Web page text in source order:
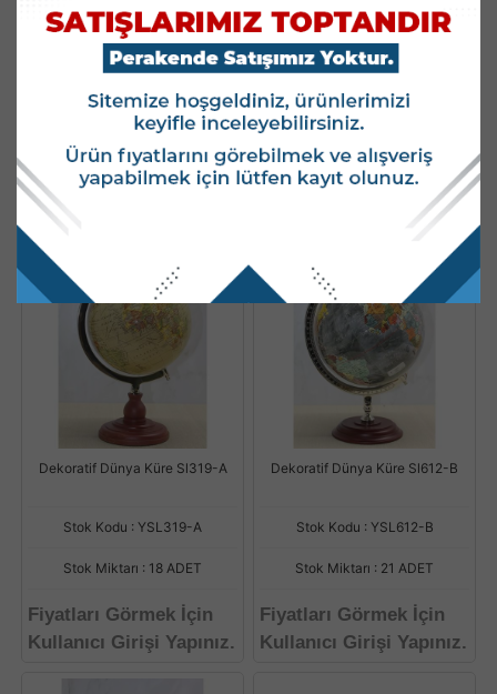
Dekoratif Dünya Küre Sl319-B
Stok Miktarı : 29 ADET
Fiyatları Görmek İçin
Kullanıcı Girişi Yapınız.
Dekoratif Dünya Küre Sl339-A
Stok Miktarı : 14 ADET
Fiyatları Görmek İçin
Kullanıcı Girişi Yapınız.
Dekoratif Dünya Küre Sl319-A
Stok Kodu : YSL319-A
Stok Miktarı : 18 ADET
Fiyatları Görmek İçin
Kullanıcı Girişi Yapınız.
Dekoratif Dünya Küre Sl612-B
Stok Kodu : YSL612-B
Stok Miktarı : 21 ADET
Fiyatları Görmek İçin
Kullanıcı Girişi Yapınız.